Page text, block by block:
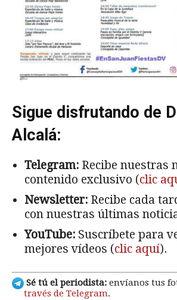
Sigue disfrutando de
Alcalá:
Telegram: Recibe nuestras
contenido exclusivo (clic
Newsletter: Recibe cada
con nuestras últimas
YouTube: Suscríbete para
mejores vídeos (clic aquí).
Sé tú el periodista: envíanos tus
través de Telegram.